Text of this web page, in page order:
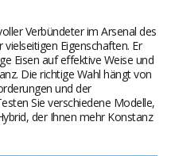
Verbündeter im Arsenal des
Eigenschaften. Er
Eisen auf effektive Weise und
Die richtige Wahl hängt von
und der
Sie verschiedene Modelle,
der Ihnen mehr Konstanz